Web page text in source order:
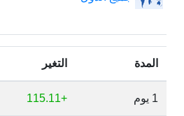
المدة التغير
1 يوم +115.11